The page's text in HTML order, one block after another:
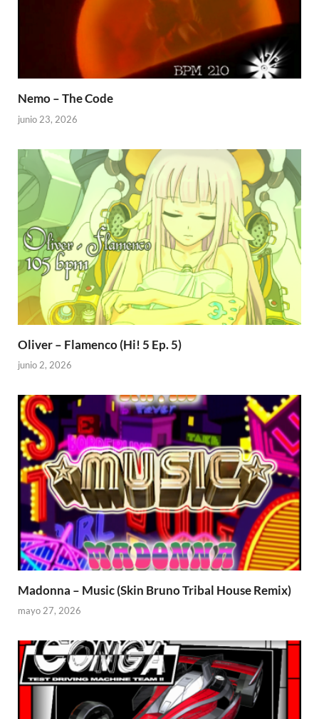
Nemo – The Code
junio 23, 2026
Oliver – Flamenco (Hi! 5 Ep. 5)
junio 2, 2026
Madonna – Music (Skin Bruno Tribal House Remix)
mayo 27, 2026